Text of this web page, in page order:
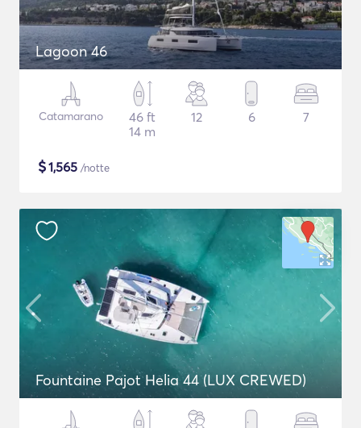
Lagoon 46
Catamarano
46 ft
14 m
12 6 7
$1,565 /notte
Fountaine Pajot Helia 44 (LUX CREWED)